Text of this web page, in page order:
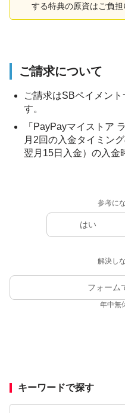
する特典の原資はご負担
ご請求について
ご請求はSBペイメン
す。
「PayPayマイストア
月2回の入金タイミン
翌月15日入金）の入金
参考に
はい
解決し
フォーム
年中無
キーワードで探す